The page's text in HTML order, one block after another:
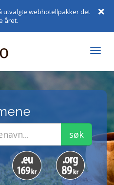
utvalgte webhotellpakker det
året.
søk